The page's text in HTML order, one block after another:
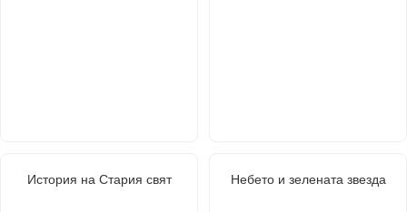
История на Стария свят Небето и зелената звезда